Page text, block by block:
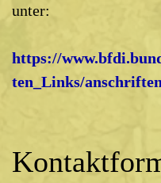
unter:
https://
ten_Links/